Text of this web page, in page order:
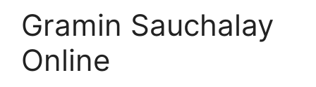
Gramin Sauchalay
Online